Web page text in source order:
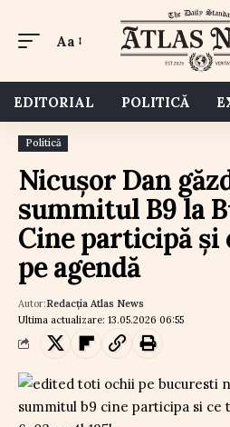
Aa
EDITORIAL POLITICĂ
Politică
Nicușor Dan
summitul B9 la
Cine participă și
pe agendă
Ultima actualizare: 13.05.2026 06:55
Autor:Redacția Atlas News